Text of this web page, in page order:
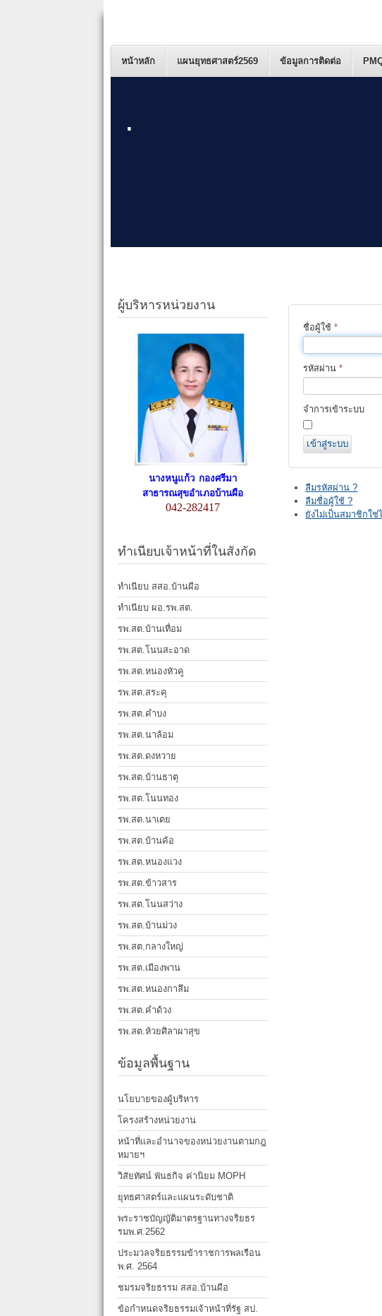
.
หน้าหลัก แผนยุทธศาสตร์2569 ข้อมูลการติดต่อ
ผู้บริหารหน่วยงาน
นางหนูแก้ว กองศรีมา
สาธารณสุขอำเภอบ้านผือ
042-282417
ทำเนียบเจ้าหน้าที่ในสังกัด
ทำเนียบ สสอ.บ้านผือ
ทำเนียบ ผอ.รพ.สต.
รพ.สต.บ้านเทื่อม
รพ.สต.โนนสะอาด
รพ.สต.หนองหัวคู
รพ.สต.สระคุ
รพ.สต.คำบง
รพ.สต.นาล้อม
รพ.สต.ดงหวาย
รพ.สต.บ้านธาตุ
รพ.สต.โนนทอง
รพ.สต.นาเตย
รพ.สต.บ้านค้อ
รพ.สต.หนองแวง
รพ.สต.ข้าวสาร
รพ.สต.โนนสว่าง
รพ.สต.บ้านม่วง
รพ.สต.กลางใหญ่
รพ.สต.เมืองพาน
รพ.สต.หนองกาลึม
รพ.สต.คำด้วง
รพ.สต.ห้วยศิลาผาสุข
ข้อมูลพื้นฐาน
นโยบายของผู้บริหาร
โครงสร้างหน่วยงาน
หน้าที่และอำนาจของหน่วยงานตามกฎ
หมายฯ
วิสัยทัศน์ พันธกิจ ค่านิยม MOPH
ยุทธศาสตร์และแผนระดับชาติ
พระราชบัญญัติมาตรฐานทางจริยธร
รมพ.ศ.2562
ประมวลจริยธรรมข้าราชการพลเรือน
พ.ศ. 2564
ชมรมจริยธรรม สสอ.บ้านผือ
ข้อกำหนดจริยธรรมเจ้าหน้าที่รัฐ สป.
ชื่อผู้ใช้ *
รหัสผ่าน *
จำการเข้าระบบ
เข้าสู่ระบบ
ลืมรหัสผ่าน ?
ลืมชื่อผู้ใช้ ?
ยังไม่เป็นสมาชิกใช่